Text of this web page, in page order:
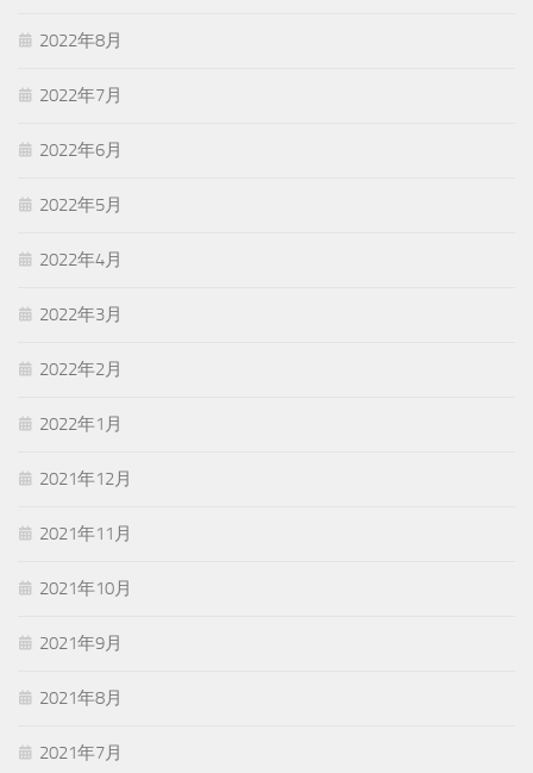
2022年8月
2022年7月
2022年6月
2022年5月
2022年4月
2022年3月
2022年2月
2022年1月
2021年12月
2021年11月
2021年10月
2021年9月
2021年8月
2021年7月